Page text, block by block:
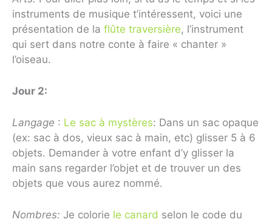
instruments de musique t’intéressent, voici une
présentation de la flûte traversière, l’instrument
qui sert dans notre conte à faire « chanter »
l’oiseau.
Jour 2:
Langage : Le sac à mystères: Dans un sac opaque
(ex: sac à dos, vieux sac à main, etc) glisser 5 à 6
objets. Demander à votre enfant d’y glisser la
main sans regarder l’objet et de trouver un des
objets que vous aurez nommé.
Nombres: Je colorie le canard selon le code du